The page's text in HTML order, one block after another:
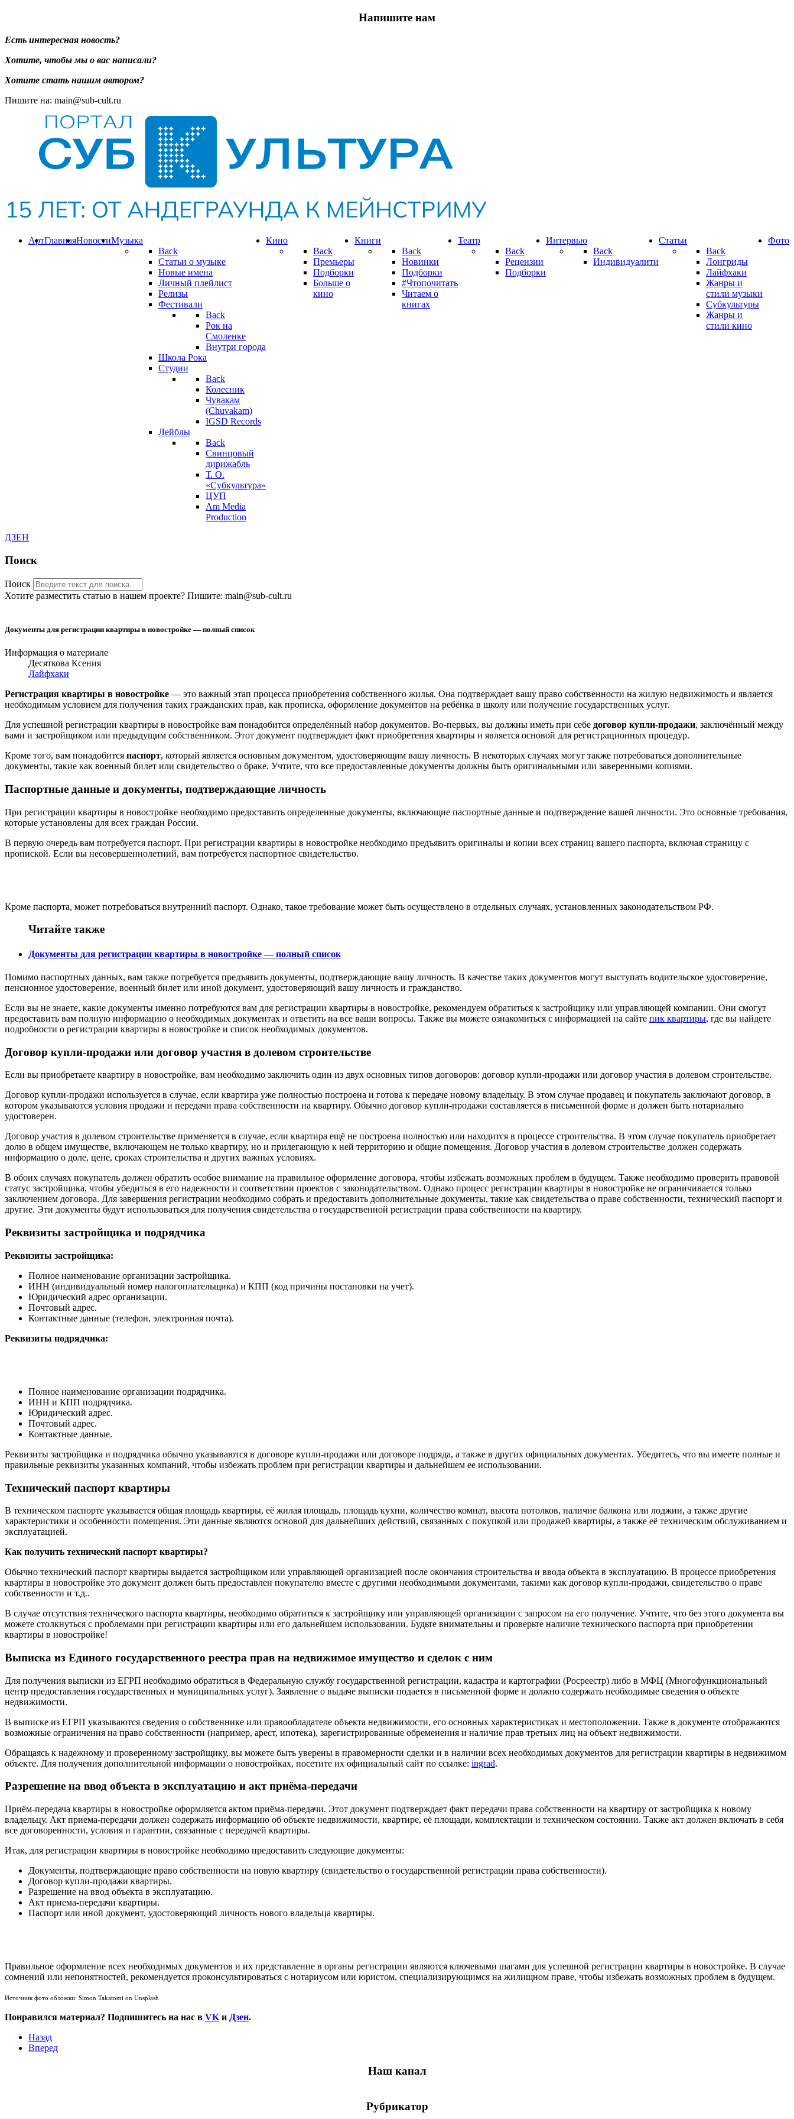
Напишите нам
Есть интересная новость?
Хотите, чтобы мы о вас написали?
Хотите стать нашим автором?
Пишите на: main@sub-cult.ru
Музыка
Back
Статьи о музыке
Новые имена
Личный плейлист
Релизы
Фестивали
Back
Рок на
Смоленке
Внутри города
Школа Рока
Студии
Back
Колесник
Чувакам
(Chuvakam)
IGSD Records
Лейблы
Back
Свинцовый
дирижабль
Т. О.
«Субкультура»
ЦУП
Am Media
Production
Кино
Back
Премьеры
Подборки
Больше о
кино
Книги
Back
Новинки
Подборки
#Чтопочитать
Читаем о
книгах
Театр
Back
Рецензии
Подборки
Фото
Интервью
Back
Индивидуалити
Статьи
Back
Лонгриды
Лайфхаки
Жанры и
стили музыки
Субкультуры
Жанры и
стили кино
Новости
Главная
Арт
ДЗЕН
Поиск
Поиск
Хотите разместить статью в нашем проекте? Пишите: main@sub-cult.ru
Документы для регистрации квартиры в новостройке — полный список
Информация о материале
Десяткова Ксения
Лайфхаки
Регистрация квартиры в новостройке — это важный этап процесса приобретения собственного жилья. Она подтверждает вашу право собственности на жилую недвижимость и является
необходимым условием для получения таких гражданских прав, как прописка, оформление документов на ребёнка в школу или получение государственных услуг.
Для успешной регистрации квартиры в новостройке вам понадобится определённый набор документов. Во-первых, вы должны иметь при себе договор купли-продажи, заключённый между
вами и застройщиком или предыдущим собственником. Этот документ подтверждает факт приобретения квартиры и является основой для регистрационных процедур.
Кроме того, вам понадобится паспорт, который является основным документом, удостоверяющим вашу личность. В некоторых случаях могут также потребоваться дополнительные
документы, такие как военный билет или свидетельство о браке. Учтите, что все предоставленные документы должны быть оригинальными или заверенными копиями.
Паспортные данные и документы, подтверждающие личность
При регистрации квартиры в новостройке необходимо предоставить определенные документы, включающие паспортные данные и подтверждение вашей личности. Это основные требования,
которые установлены для всех граждан России.
В первую очередь вам потребуется паспорт. При регистрации квартиры в новостройке необходимо предъявить оригиналы и копии всех страниц вашего паспорта, включая страницу с
пропиской. Если вы несовершеннолетний, вам потребуется паспортное свидетельство.
Кроме паспорта, может потребоваться внутренний паспорт. Однако, такое требование может быть осуществлено в отдельных случаях, установленных законодательством РФ.
Читайте также
Документы для регистрации квартиры в новостройке — полный список
Помимо паспортных данных, вам также потребуется предъявить документы, подтверждающие вашу личность. В качестве таких документов могут выступать водительское удостоверение,
пенсионное удостоверение, военный билет или иной документ, удостоверяющий вашу личность и гражданство.
Если вы не знаете, какие документы именно потребуются вам для регистрации квартиры в новостройке, рекомендуем обратиться к застройщику или управляющей компании. Они смогут
предоставить вам полную информацию о необходимых документах и ответить на все ваши вопросы. Также вы можете ознакомиться с информацией на сайте пик квартиры, где вы найдете
подробности о регистрации квартиры в новостройке и список необходимых документов.
Договор купли-продажи или договор участия в долевом строительстве
Если вы приобретаете квартиру в новостройке, вам необходимо заключить один из двух основных типов договоров: договор купли-продажи или договор участия в долевом строительстве.
Договор купли-продажи используется в случае, если квартира уже полностью построена и готова к передаче новому владельцу. В этом случае продавец и покупатель заключают договор, в
котором указываются условия продажи и передачи права собственности на квартиру. Обычно договор купли-продажи составляется в письменной форме и должен быть нотариально
удостоверен.
Договор участия в долевом строительстве применяется в случае, если квартира ещё не построена полностью или находится в процессе строительства. В этом случае покупатель приобретает
долю в общем имуществе, включающем не только квартиру, но и прилегающую к ней территорию и общие помещения. Договор участия в долевом строительстве должен содержать
информацию о доле, цене, сроках строительства и других важных условиях.
В обоих случаях покупатель должен обратить особое внимание на правильное оформление договора, чтобы избежать возможных проблем в будущем. Также необходимо проверить правовой
статус застройщика, чтобы убедиться в его надежности и соответствии проектов с законодательством. Однако процесс регистрации квартиры в новостройке не ограничивается только
заключением договора. Для завершения регистрации необходимо собрать и предоставить дополнительные документы, такие как свидетельства о праве собственности, технический паспорт и
другие. Эти документы будут использоваться для получения свидетельства о государственной регистрации права собственности на квартиру.
Реквизиты застройщика и подрядчика
Реквизиты застройщика:
Полное наименование организации застройщика.
ИНН (индивидуальный номер налогоплательщика) и КПП (код причины постановки на учет).
Юридический адрес организации.
Почтовый адрес.
Контактные данные (телефон, электронная почта).
Реквизиты подрядчика:
Полное наименование организации подрядчика.
ИНН и КПП подрядчика.
Юридический адрес.
Почтовый адрес.
Контактные данные.
Реквизиты застройщика и подрядчика обычно указываются в договоре купли-продажи или договоре подряда, а также в других официальных документах. Убедитесь, что вы имеете полные и
правильные реквизиты указанных компаний, чтобы избежать проблем при регистрации квартиры и дальнейшем ее использовании.
Технический паспорт квартиры
В техническом паспорте указывается общая площадь квартиры, её жилая площадь, площадь кухни, количество комнат, высота потолков, наличие балкона или лоджии, а также другие
характеристики и особенности помещения. Эти данные являются основой для дальнейших действий, связанных с покупкой или продажей квартиры, а также её техническим обслуживанием и
эксплуатацией.
Как получить технический паспорт квартиры?
Обычно технический паспорт квартиры выдается застройщиком или управляющей организацией после окончания строительства и ввода объекта в эксплуатацию. В процессе приобретения
квартиры в новостройке это документ должен быть предоставлен покупателю вместе с другими необходимыми документами, такими как договор купли-продажи, свидетельство о праве
собственности и т.д..
В случае отсутствия технического паспорта квартиры, необходимо обратиться к застройщику или управляющей организации с запросом на его получение. Учтите, что без этого документа вы
можете столкнуться с проблемами при регистрации квартиры или его дальнейшем использовании. Будьте внимательны и проверьте наличие технического паспорта при приобретении
квартиры в новостройке!
Выписка из Единого государственного реестра прав на недвижимое имущество и сделок с ним
Для получения выписки из ЕГРП необходимо обратиться в Федеральную службу государственной регистрации, кадастра и картографии (Росреестр) либо в МФЦ (Многофункциональный
центр предоставления государственных и муниципальных услуг). Заявление о выдаче выписки подается в письменной форме и должно содержать необходимые сведения о объекте
недвижимости.
В выписке из ЕГРП указываются сведения о собственнике или правообладателе объекта недвижимости, его основных характеристиках и местоположении. Также в документе отображаются
возможные ограничения на право собственности (например, арест, ипотека), зарегистрированные обременения и наличие прав третьих лиц на объект недвижимости.
Обращаясь к надежному и проверенному застройщику, вы можете быть уверены в правомерности сделки и в наличии всех необходимых документов для регистрации квартиры в недвижимом
объекте. Для получения дополнительной информации о новостройках, посетите их официальный сайт по ссылке: ingrad.
Разрешение на ввод объекта в эксплуатацию и акт приёма-передачи
Приём-передача квартиры в новостройке оформляется актом приёма-передачи. Этот документ подтверждает факт передачи права собственности на квартиру от застройщика к новому
владельцу. Акт приема-передачи должен содержать информацию об объекте недвижимости, квартире, её площади, комплектации и техническом состоянии. Также акт должен включать в себя
все договоренности, условия и гарантии, связанные с передачей квартиры.
Итак, для регистрации квартиры в новостройке необходимо предоставить следующие документы:
Документы, подтверждающие право собственности на новую квартиру (свидетельство о государственной регистрации права собственности).
Договор купли-продажи квартиры.
Разрешение на ввод объекта в эксплуатацию.
Акт приема-передачи квартиры.
Паспорт или иной документ, удостоверяющий личность нового владельца квартиры.
Правильное оформление всех необходимых документов и их представление в органы регистрации являются ключевыми шагами для успешной регистрации квартиры в новостройке. В случае
сомнений или непонятностей, рекомендуется проконсультироваться с нотариусом или юристом, специализирующимся на жилищном праве, чтобы избежать возможных проблем в будущем.
Источник фото обложки: Simon Takatomi on Unsplash
Понравился материал? Подпишитесь на нас в VK и Дзен.
Назад
Вперед
Наш канал
Рубрикатор